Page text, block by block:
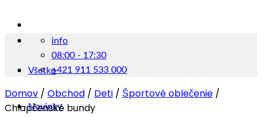
Všetko
Novinky
info
08:00 - 17:30
+421 911 533 000
Domov / Obchod / Deti / Športové oblečenie /
Chlapčenské bundy